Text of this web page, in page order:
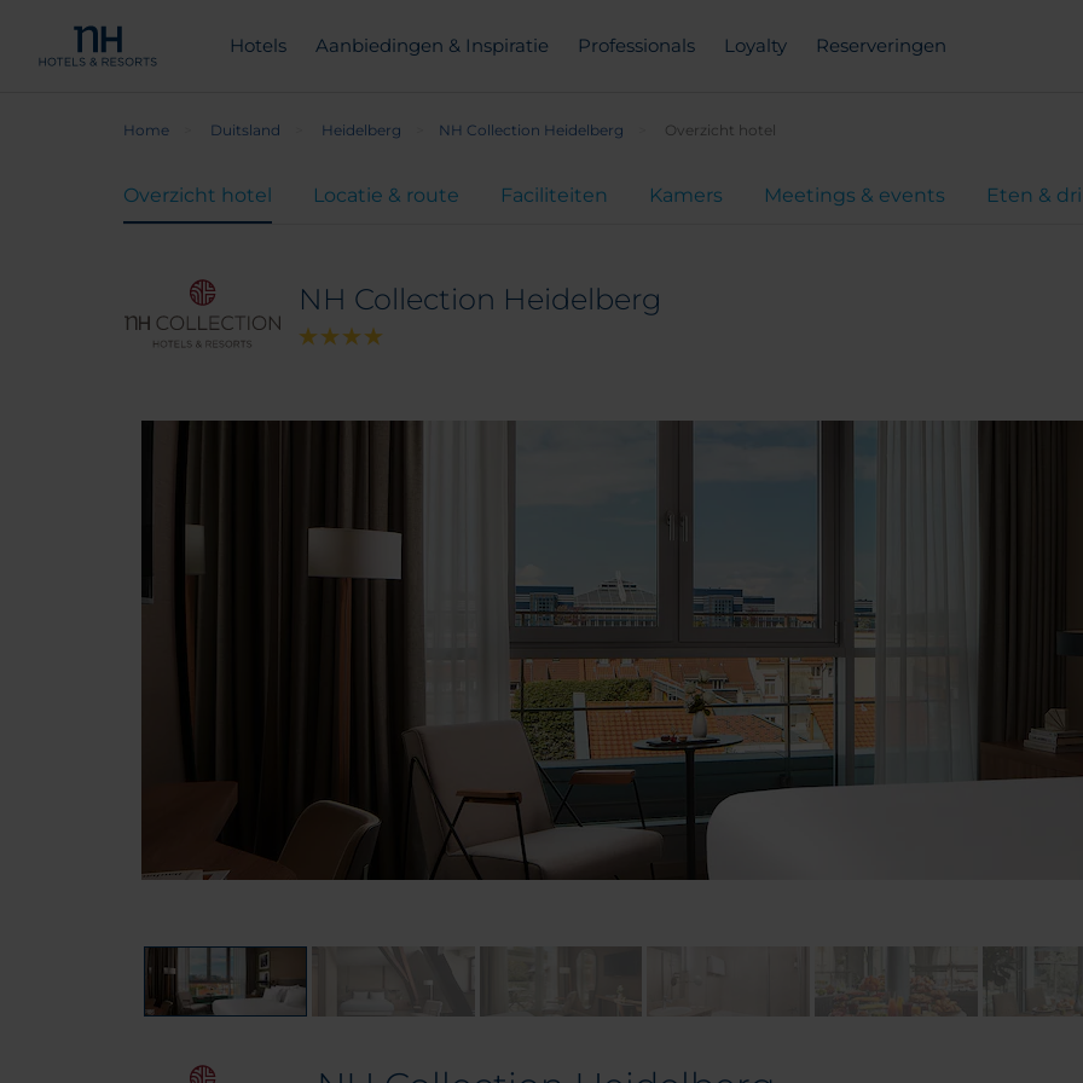
Hotels Aanbiedingen & Inspiratie Professionals Loyalty Reserveringen
Home Duitsland Heidelberg NH Collection Heidelberg Overzicht hotel
Overzicht hotel Locatie & route Faciliteiten Kamers Meetings & events Eten &
NH Collection Heidelberg